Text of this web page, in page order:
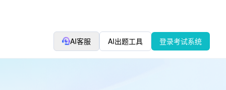
AI客服 AI出题工具 登录考试系统